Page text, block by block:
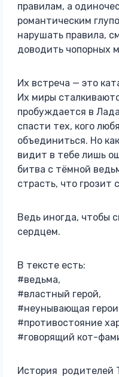
правилам, а
романтическим
нарушать правила,
доводить чопорных
Их встреча — это
Их миры
пробуждается в
спасти тех, кого
объединиться. Но
видит в тебе лишь
битва с тёмной
страсть, что грозит
Ведь иногда, чтобы
сердцем.
В тексте есть:
#ведьма,
#властный герой,
#неунывающая
#противостояние
#говорящий кот-
История родителей